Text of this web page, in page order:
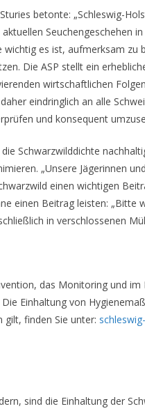
betonte: „Schleswig-
Seuchengeschehen
es ist, aufmerksam zu
Die ASP stellt ein
wirtschaftlichen
eindringlich an alle
und konsequent
Schwarzwilddichte
„Unsere Jägerinnen
einen wichtigen
einen Beitrag leisten: „Bitte
in verschlossenen
das Monitoring und
Einhaltung von
gilt, finden Sie unter:
sind die Einhaltung der